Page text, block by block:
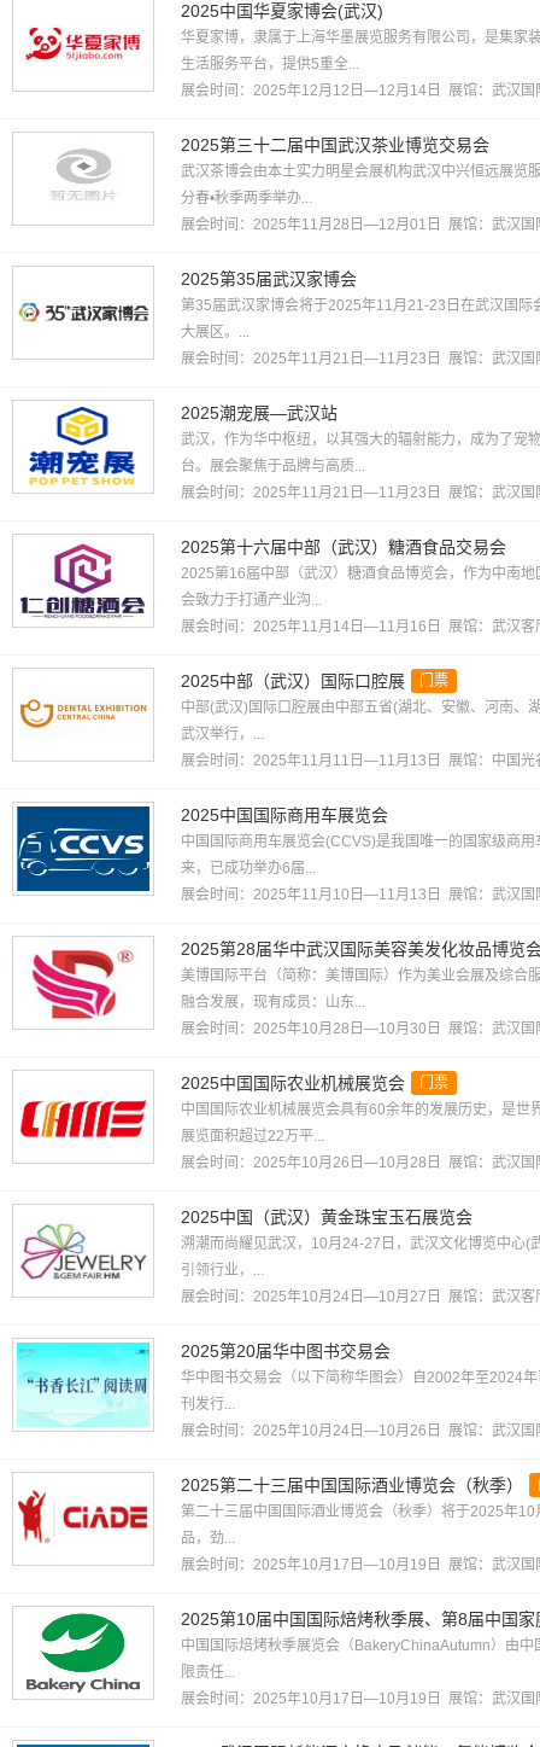
2025中国华夏家博会(武汉)
华夏家博，隶属于上海华墨展览服务有限公司，是集家
生活服务平台，提供5重全...
展会时间：2025年12月12日—12月14日 展馆： 武汉国
2025第三十二届中国武汉茶业博览交易会
武汉茶博会由本土实力明星会展机构武汉中兴恒远展
分春•秋季两季举办...
展会时间：2025年11月28日—12月01日 展馆： 武汉国
2025第35届武汉家博会
第35届武汉家博会将于2025年11月21-23日在武汉国
大展区。...
展会时间：2025年11月21日—11月23日 展馆： 武汉国
2025潮宠展—武汉站
武汉，作为华中枢纽，以其强大的辐射能力，成为了宠
台。展会聚焦于品牌与高质...
展会时间：2025年11月21日—11月23日 展馆： 武汉国
2025第十六届中部（武汉）糖酒食品交易会
2025第16届中部（武汉）糖酒食品博览会，作为中南
会致力于打通产业沟...
展会时间：2025年11月14日—11月16日 展馆： 武汉客
2025中部（武汉）国际口腔展
门票
中部(武汉)国际口腔展由中部五省(湖北、安徽、河南、
武汉举行，...
展会时间：2025年11月11日—11月13日 展馆： 中国光
2025中国国际商用车展览会
中国国际商用车展览会(CCVS)是我国唯一的国家级商
来，已成功举办6届...
展会时间：2025年11月10日—11月13日 展馆： 武汉国
2025第28届华中武汉国际美容美发化妆品博览
美博国际平台（简称：美博国际）作为美业会展及综合
融合发展，现有成员：山东...
展会时间：2025年10月28日—10月30日 展馆： 武汉国
2025中国国际农业机械展览会
门票
中国国际农业机械展览会具有60余年的发展历史，是
展览面积超过22万平...
展会时间：2025年10月26日—10月28日 展馆： 武汉国
2025中国（武汉）黄金珠宝玉石展览会
溯潮而尚耀见武汉，10月24-27日，武汉文化博览中心
引领行业，...
展会时间：2025年10月24日—10月27日 展馆： 武汉客
2025第20届华中图书交易会
华中图书交易会（以下简称华图会）自2002年至2024
刊发行...
展会时间：2025年10月24日—10月26日 展馆： 武汉国
2025第二十三届中国国际酒业博览会（秋季）
第二十三届中国国际酒业博览会（秋季）将于2025年
品，劲...
展会时间：2025年10月17日—10月19日 展馆： 武汉国
2025第10届中国国际焙烤秋季展、第8届中国
中国国际焙烤秋季展览会（BakeryChinaAutumn）由
限责任...
展会时间：2025年10月17日—10月19日 展馆： 武汉国